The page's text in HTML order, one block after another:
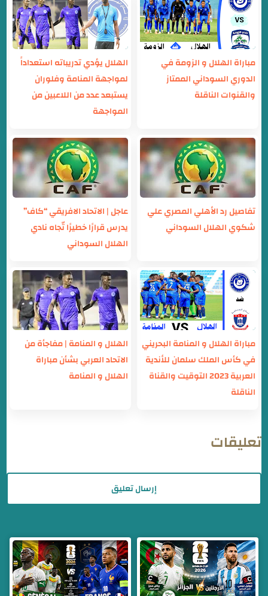
مباراة الهلال و الزومة في
الدوري السوداني الممتاز
والقنوات الناقلة
الهلال يؤدي تدريباته استعداداً
لمواجهة المنامة وفلوران
يستبعد عدد من اللاعبين من
المواجهة
تفاصيل رد الأهلي المصري علي
شكوي الهلال السوداني
عاجل | الاتحاد الافريقي “كاف”
يدرس قرارًا خطيرًا تّجاه نادي
الهلال السوداني
مباراة الهلال و المنامة البحريني
في كأس الملك سلمان للأندية
العربية 2023 التوقيت والقناة
الناقلة
الهلال و المنامة | مفاجأة من
الاتحاد العربي بشأن مباراة
الهلال و المنامة
تعليقات
إرسال تعليق